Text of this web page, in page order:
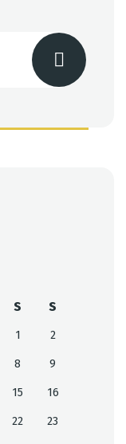
S S
1 2
8 9
15 16
22 23